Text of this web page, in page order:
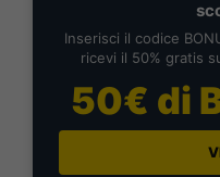
Inserisci il codice
ricevi il 50% gratis
50€ di